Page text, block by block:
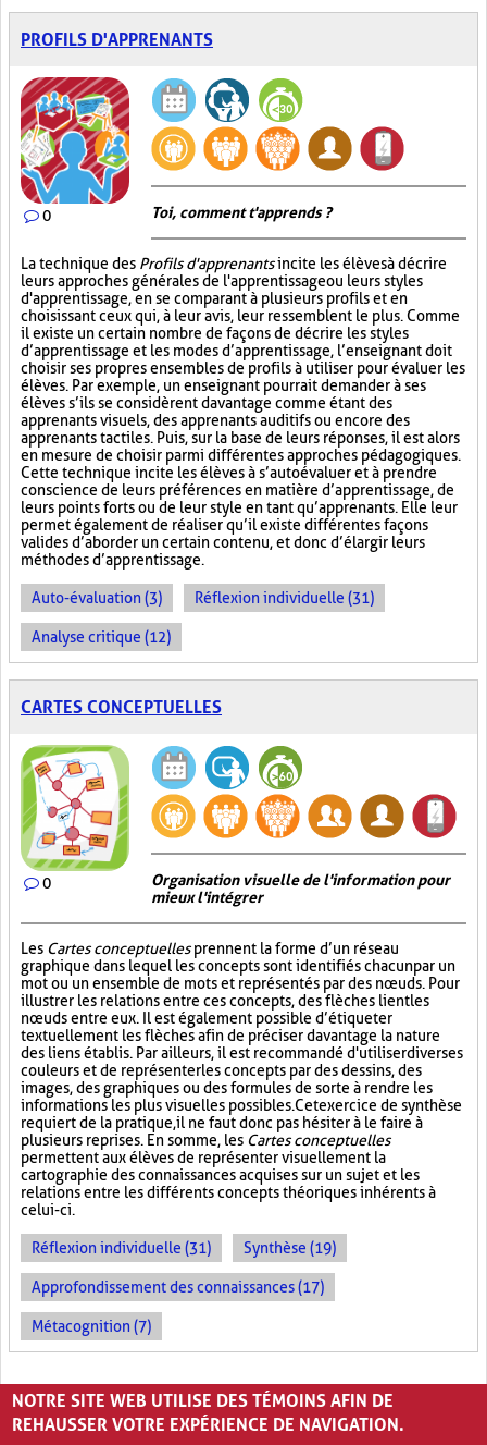
PROFILS D'APPRENANTS
0 Toi, comment t'apprends ?
La technique des Profils d'apprenantsincite les élèves à décrire
leurs approches générales de l'apprentissage ou leurs styles
d'apprentissage, en se comparant à plusieurs profils et en
choisissant ceux qui, à leur avis, leur ressemblent le plus. Comme
il existe un certain nombre de façons de décrire les styles
d’apprentissage et les modes d’apprentissage, l’enseignant doit
choisir ses propres ensembles de profils à utiliser pour évaluer les
élèves. Par exemple, un enseignant pourrait demander à ses
élèves s’ils se considèrent davantage comme étant des
apprenants visuels, des apprenants auditifs ou encore des
apprenants tactiles. Puis, sur la base de leurs réponses, il est alors
en mesure de choisir parmi différentes approches pédagogiques.
Cette technique incite les élèves à s’autoévaluer et à prendre
conscience de leurs préférences en matière d’apprentissage, de
leurs points forts ou de leur style en tant qu’apprenants. Elle leur
permet également de réaliser qu’il existe différentes façons
valides d’aborder un certain contenu, et donc d’élargir leurs
méthodes d’apprentissage.
Auto-évaluation (3) Réflexion individuelle (31)
Analyse critique (12)
CARTES CONCEPTUELLES
0
Organisation visuelle de l'information pour
mieux l'intégrer
Les Cartes conceptuellesprennent la forme d’un réseau
graphique dans lequel les concepts sont identifiés chacun par un
mot ou un ensemble de mots et représentés par des nœuds. Pour
illustrer les relations entre ces concepts, des flèches lient les
nœuds entre eux. Il est également possible d’étiqueter
textuellement les flèches afin de préciser davantage la nature
des liens établis. Par ailleurs, il est recommandé d'utiliser diverses
couleurs et de représenter les concepts par des dessins, des
images, des graphiques ou des formules de sorte à rendre les
informations les plus visuelles possibles. Cet exercice de synthèse
requiert de la pratique, il ne faut donc pas hésiter à le faire à
plusieurs reprises. En somme, les Cartes conceptuelles
permettent aux élèves de représenter visuellement la
cartographie des connaissances acquises sur un sujet et les
relations entre les différents concepts théoriques inhérents à
celui-ci.
Réflexion individuelle (31) Synthèse (19)
Approfondissement des connaissances (17)
Métacognition (7)
PAGES
« ‹ 1 2 3
NOTRE SITE WEB UTILISE DES TÉMOINS AFIN DE
REHAUSSER VOTRE EXPÉRIENCE DE NAVIGATION.